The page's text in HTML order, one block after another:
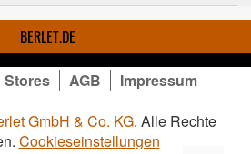
BERLET.DE
Stores AGB
Impressum
GmbH & Co. KG. Alle Rechte
Cookieseinstellungen